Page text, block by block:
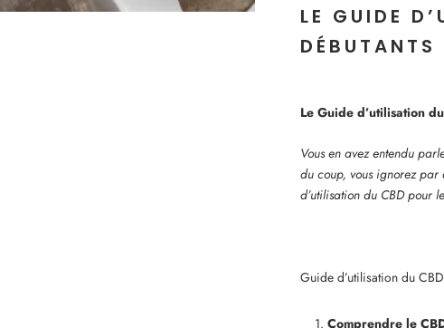
LE GUIDE
DÉBUTANTS
Le Guide d’utilisation
Vous en avez entendu
du coup, vous ignorez
d’utilisation du CBD pour
Guide d’utilisation du CBD
Comprendre le